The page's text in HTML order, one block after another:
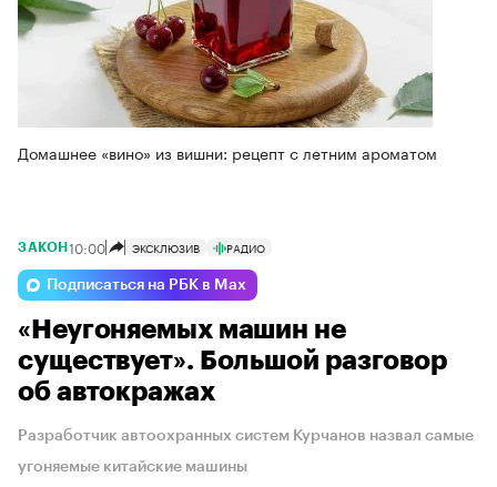
Домашнее «вино» из вишни: рецепт с летним ароматом
ЗАКОН 10:00 ЭКСКЛЮЗИВ РАДИО
Подписаться на РБК в Max
«Неугоняемых машин не
существует». Большой разговор
об автокражах
Разработчик автоохранных систем Курчанов назвал самые
угоняемые китайские машины